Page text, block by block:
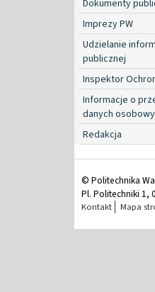
Dokumenty
Imprezy PW
Udzielanie
publicznej
Inspektor
Informacje o
danych
Redakcja
© Politechnika
Pl. Politechniki 1,
Kontakt Mapa